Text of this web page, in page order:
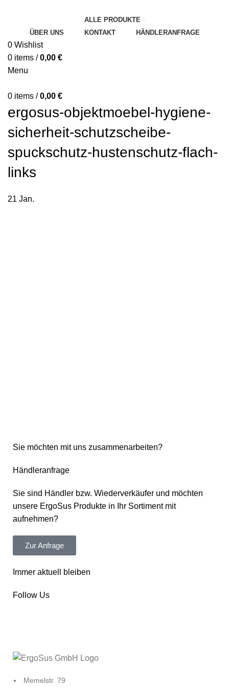
ALLE PRODUKTE
ÜBER UNS
KONTAKT HÄNDLERANFRAGE
0 Wishlist
0 items / 0,00 €
Menu
0 items / 0,00 €
ergosus-objektmoebel-hygiene-
sicherheit-schutzscheibe-
spuckschutz-hustenschutz-flach-
links
21 Jan.
Sie möchten mit uns zusammenarbeiten?
Händleranfrage
Sie sind Händler bzw. Wiederverkäufer und möchten
unsere ErgoSus Produkte in Ihr Sortiment mit
aufnehmen?
Zur Anfrage
Immer aktuell bleiben
Follow Us
Memelstr. 79